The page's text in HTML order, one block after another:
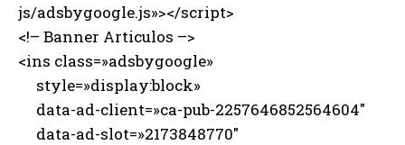
js/adsbygoogle.js»></script>
<!– Banner Articulos –>
<ins class=»adsbygoogle»
style=»display:block»
data-ad-client=»ca-pub-2257646852564604″
data-ad-slot=»2173848770″